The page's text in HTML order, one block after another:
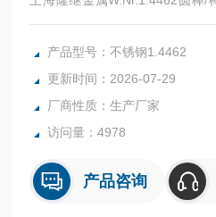
直径10mm-300mm，
2锻圆、W.Nr.1.4462光圆、轧圆
锻板、板材、不锈钢带 高精带 等
产品型号：不锈钢1.4462
更新时间：2026-07-29
厂商性质：生产厂家
访问量：4978
产品咨询